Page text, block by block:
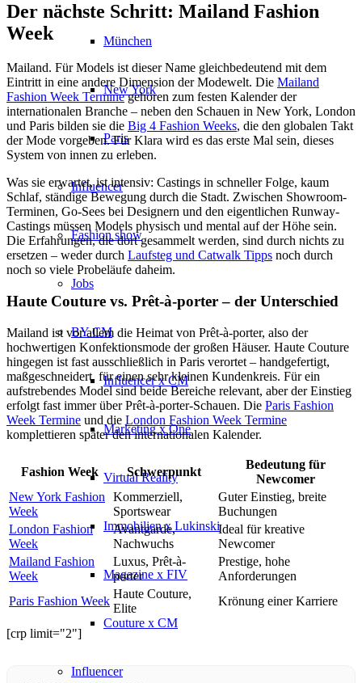
München
New York
Paris
Influencer
Fashion show
Jobs
BY CM
Influencer x CM
Marketing x One
Virtual Reality
Immobilien x Lukinski
Magazine x FIV
Couture x CM
Influencer
Der nächste Schritt: Mailand Fashion
Week
Mailand. Für Models ist dieser Name gleichbedeutend mit dem
Eintritt in eine andere Dimension der Modewelt. Die Mailand
Fashion Week Terminegehören zum festen Kalender der
internationalen Branche – neben den Schauen in New York, London
und Paris bilden sie die Big 4 Fashion Weeks, die den globalen Takt
der Mode vorgeben. Für Klara wird es das erste Mal sein, dieses
System von innen zu erleben.
Was sie erwartet, ist intensiv: Castings in schneller Folge, kaum
Schlaf, ständige Bewegung durch die Stadt. Zwischen Showroom-
Terminen, Go-Sees bei Designern und den eigentlichen Runway-
Castings müssen Models physisch und mental auf der Höhe sein.
Die Erfahrungen, die dort gesammelt werden, sind durch nichts zu
ersetzen – weder durch Laufsteg und Catwalk Tipps noch durch
noch so viele Probeläufe daheim.
Haute Couture vs. Prêt-à-porter – der Unterschied
Mailand ist vor allem die Heimat von Prêt-à-porter, also der
hochwertigen Konfektionsmode der großen Häuser. Haute Couture
hingegen ist fast ausschließlich in Paris verortet – handgefertigt,
maßgeschneidert, für einen sehr kleinen Kundenkreis. Für ein
aufstrebendes Model sind beide Bereiche relevant, aber der Einstieg
erfolgt fast immer über Prêt-à-porter-Schauen. Die Paris Fashion
Week Termine und die London Fashion Week Termine
komplettieren später den internationalen Kalender.
Fashion Week Schwerpunkt
Bedeutung für
Newcomer
New York Fashion
Week
Kommerziell,
Sportswear
Guter Einstieg, breite
Buchungen
London Fashion
Week
Avantgarde,
Nachwuchs
Ideal für kreative
Newcomer
Mailand Fashion
Week
Luxus, Prêt-à-
porter
Prestige, hohe
Anforderungen
Paris Fashion Week
Haute Couture,
Elite
Krönung einer Karriere
[crp limit="2"]